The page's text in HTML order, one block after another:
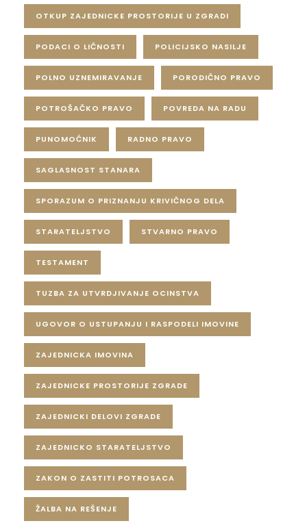
OTKUP ZAJEDNICKE PROSTORIJE U ZGRADI
PODACI O LIČNOSTI POLICIJSKO NASILJE
POLNO UZNEMIRAVANJE PORODIČNO PRAVO
POTROŠAČKO PRAVO POVREDA NA RADU
PUNOMOĆNIK RADNO PRAVO
SAGLASNOST STANARA
SPORAZUM O PRIZNANJU KRIVIČNOG DELA
STARATELJSTVO STVARNO PRAVO
TESTAMENT
TUZBA ZA UTVRDJIVANJE OCINSTVA
UGOVOR O USTUPANJU I RASPODELI IMOVINE
ZAJEDNICKA IMOVINA
ZAJEDNICKE PROSTORIJE ZGRADE
ZAJEDNICKI DELOVI ZGRADE
ZAJEDNICKO STARATELJSTVO
ZAKON O ZASTITI POTROSACA
ŽALBA NA REŠENJE